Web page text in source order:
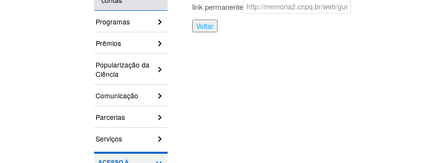
Programas
Prêmios
Popularização da
Ciência
Comunicação
Parcerias
Serviços
link permanente
Voltar